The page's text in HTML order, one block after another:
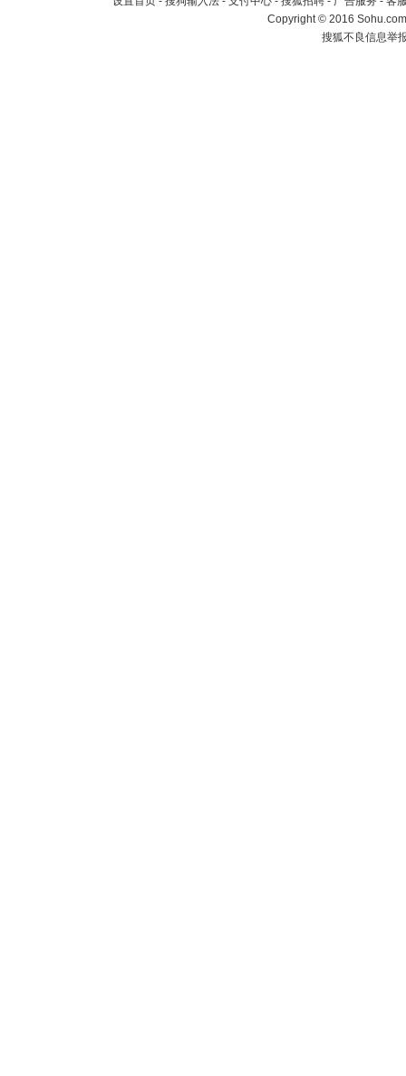
Copyright©2016
搜狐不良信息举